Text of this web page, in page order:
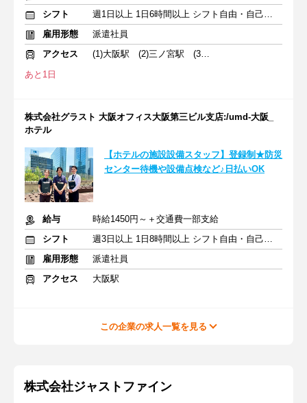
シフト
週1日以上 1日6時間以上 シフト自由・自己申告
雇用形態
派遣社員
アクセス
(1)大阪駅 (2)三ノ宮駅 (3)なんば駅
あと1日
株式会社グラスト 大阪オフィス大阪第三ビル支店:/umd-大阪_
ホテル
【ホテルの施設設備スタッフ】登録制★防災
センター待機や設備点検など♪日払いOK
給与
時給1450円～＋交通費一部支給
シフト
週3日以上 1日8時間以上 シフト自由・自己申告
雇用形態
派遣社員
アクセス
大阪駅
この企業の求人一覧を見る
株式会社ジャストファイン